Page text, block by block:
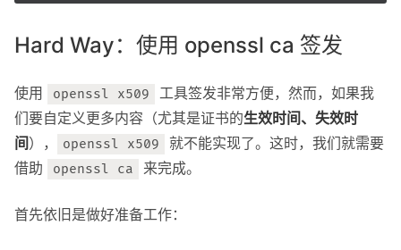
Hard Way：使用 openssl ca 签发
使用 openssl x509
工具签发非常方便，然而，如果我
们要自定义更多内容（尤其是证书的生效时间、失效时
间）， openssl x509
就不能实现了。这时，我们就需要
借助
openssl ca 来完成。
首先依旧是做好准备工作：